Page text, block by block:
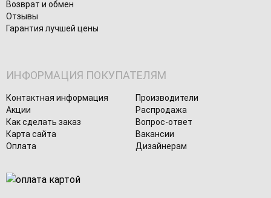
Возврат и обмен
Отзывы
Гарантия лучшей цены
ИНФОРМАЦИЯ ПОКУПАТЕЛЯМ
Контактная информация
Производители
Акции
Распродажа
Как сделать заказ
Вопрос-ответ
Карта сайта
Вакансии
Оплата
Дизайнерам